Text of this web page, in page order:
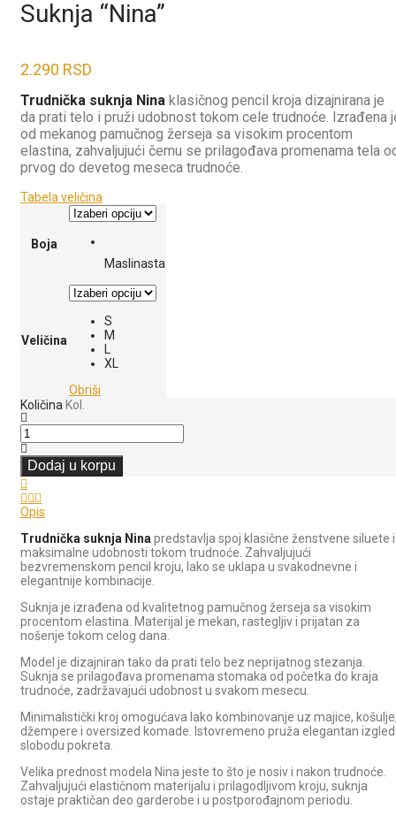
Suknja “Nina”
2.290 RSD
Trudnička suknja Nina klasičnog pencil kroja dizajnirana je
da prati telo i pruži udobnost tokom cele trudnoće. Izrađena
od mekanog pamučnog žerseja sa visokim procentom
elastina, zahvaljujući čemu se prilagođava promenama tela
prvog do devetog meseca trudnoće.
Tabela veličina
Boja
Maslinasta
Veličina
S
M
XL
Obriši
Količina Kol.
Dodaj u korpu
Opis
Trudnička suknja Nina predstavlja spoj klasične ženstvene siluete i
maksimalne udobnosti tokom trudnoće. Zahvaljujući
bezvremenskom pencil kroju, lako se uklapa u svakodnevne i
elegantnije kombinacije.
Suknja je izrađena od kvalitetnog pamučnog žerseja sa visokim
procentom elastina. Materijal je mekan, rastegljiv i prijatan za
nošenje tokom celog dana.
Model je dizajniran tako da prati telo bez neprijatnog stezanja.
Suknja se prilagođava promenama stomaka od početka do kraja
trudnoće, zadržavajući udobnost u svakom mesecu.
Minimalistički kroj omogućava lako kombinovanje uz majice,
džempere i oversized komade. Istovremeno pruža elegantan
slobodu pokreta.
Velika prednost modela Nina jeste to što je nosiv i nakon trudnoće.
Zahvaljujući elastičnom materijalu i prilagodljivom kroju, suknja
ostaje praktičan deo garderobe i u postporođajnom periodu.